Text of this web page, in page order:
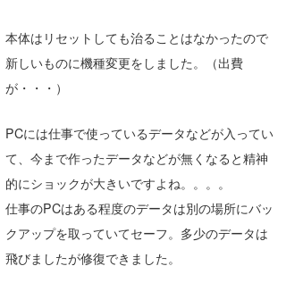
本体はリセットしても治ることはなかったので
新しいものに機種変更をしました。（出費
が・・・）
PCには仕事で使っているデータなどが入ってい
て、今まで作ったデータなどが無くなると精神
的にショックが大きいですよね。。。。
仕事のPCはある程度のデータは別の場所にバッ
クアップを取っていてセーフ。多少のデータは
飛びましたが修復できました。
三輪予報士
小川予報士
上田純子
唐澤予報士